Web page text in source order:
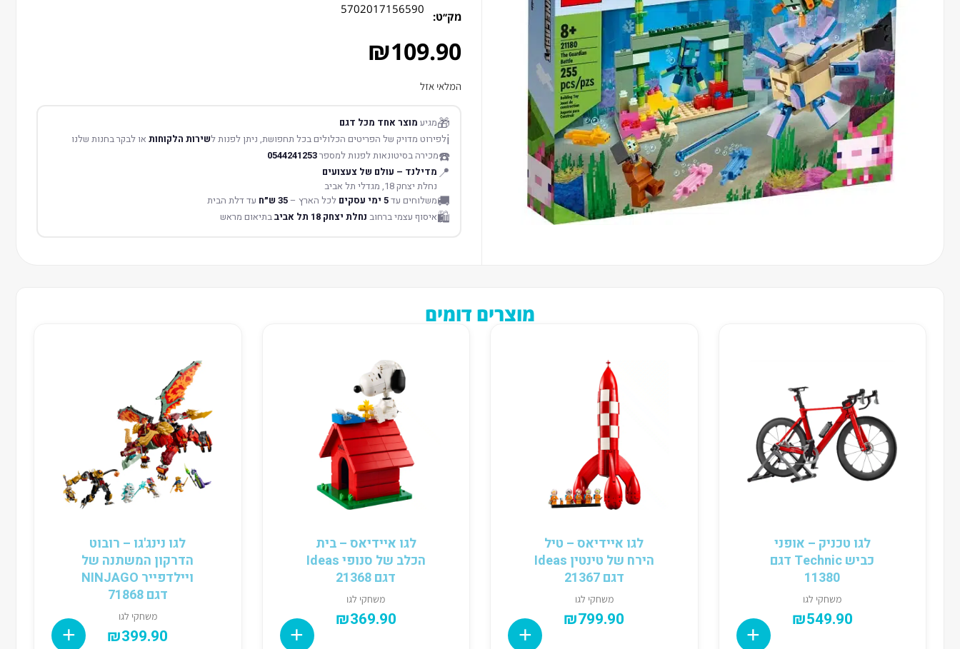
מק׳׳ט:
5702017156590
₪109.90
המלאי אזל
🎁מגיע מוצר אחד מכל דגם
ℹ️לפירוט מדויק של הפריטים הכלולים בכל תחפושת, ניתן לפנות לשירות הלקוחותאו לבקר בחנות שלנו
☎️מכירה בסיטונאות לפנות למספר0544241253
📍 מדילנד – עולם של צעצועים
נחלת יצחק 18, מגדלי תל אביב
🚚משלוחים עד5 ימי עסקים לכל הארץ –35 ש״ח עד דלת הבית
🛍️איסוף עצמי ברחוב נחלת יצחק 18 תל אביב בתיאום מראש
מוצרים דומים
לגו טכניק – אופני
כביש Technic דגם
11380
משחקי לגו
₪549.90
לגו איידיאס – טיל
הירח של טינטין Ideas
דגם 21367
משחקי לגו
₪799.90
לגו איידיאס – בית
הכלב של סנופי Ideas
דגם 21368
משחקי לגו
₪369.90
לגו נינג'גו – רובוט
הדרקון המשתנה של
ויילדפייר NINJAGO
דגם 71868
משחקי לגו
₪399.90